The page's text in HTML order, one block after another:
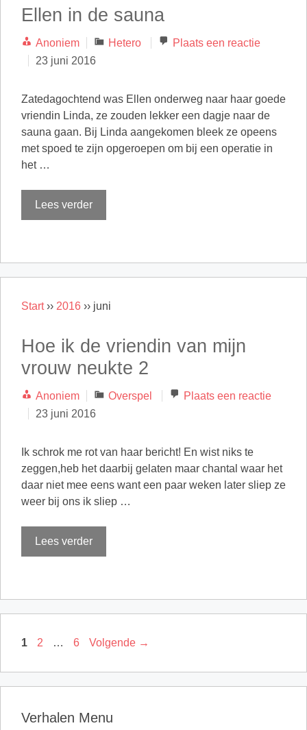
Ellen in de sauna
Anoniem Categorieën
Hetero
Plaats een reactie
23 juni 2016
Zatedagochtend was Ellen onderweg naar haar goede
vriendin Linda, ze zouden lekker een dagje naar de
sauna gaan. Bij Linda aangekomen bleek ze opeens
met spoed te zijn opgeroepen om bij een operatie in
het …
Lees verder
Start›› 2016 ›› juni
Hoe ik de vriendin van mijn
vrouw neukte 2
Anoniem Categorieën
Overspel
Plaats een reactie
23 juni 2016
Ik schrok me rot van haar bericht! En wist niks te
zeggen,heb het daarbij gelaten maar chantal waar het
daar niet mee eens want een paar weken later sliep ze
weer bij ons ik sliep …
Lees verder
Pagina
1 Pagina
2 … Pagina
6 Volgende →
Verhalen Menu